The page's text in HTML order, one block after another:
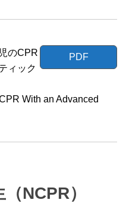
PDF
のCPR
ィック
With an Advanced
NCPR）